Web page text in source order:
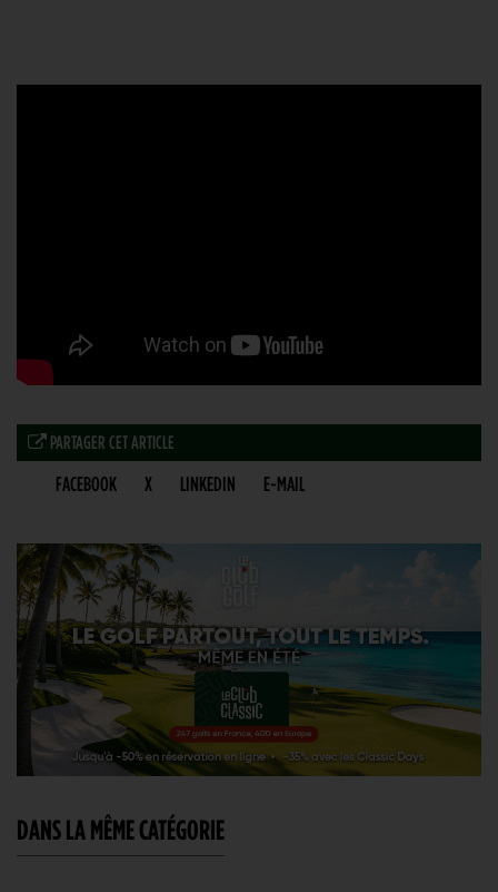
PARTAGER CET ARTICLE
FACEBOOK X LINKEDIN E-MAIL
DANS LA MÊME CATÉGORIE